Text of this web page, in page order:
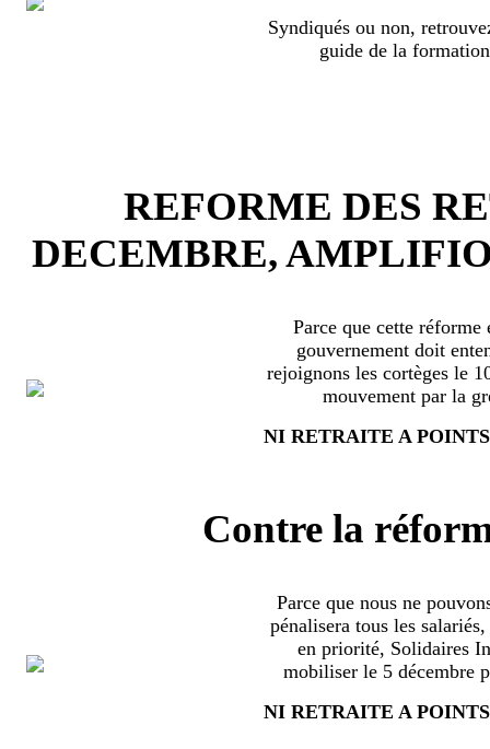
Syndiqués ou non,
guide de la
REFORME DES
DECEMBRE,
Parce que cette
gouvernement doit
rejoignons les cortèges le
mouvement par la
NI RETRAITE A
Contre la
Parce que nous ne
pénalisera tous les
en priorité, Solidaires
mobiliser le 5 décembre
NI RETRAITE A